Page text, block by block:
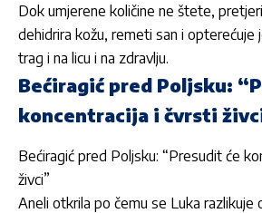
Dok umjerene količine ne štete,
dehidrira kožu, remeti san i opterećuje
trag i na licu i na zdravlju.
Bećiragić pred Poljsku:
koncentracija i čvrsti
Bećiragić pred Poljsku: “Presudit će
živci”
Aneli otkrila po čemu se Luka razlikuje